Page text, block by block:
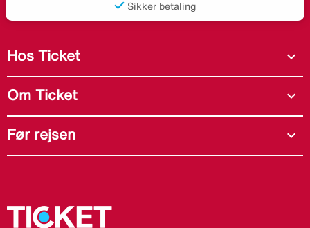
Sikker betaling
Hos Ticket expand_more
Om Ticket expand_more
Før rejsen expand_more